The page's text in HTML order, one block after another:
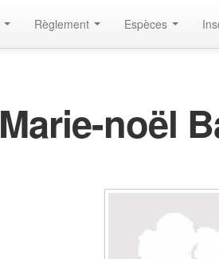
Règlement Espèces
Marie-noël